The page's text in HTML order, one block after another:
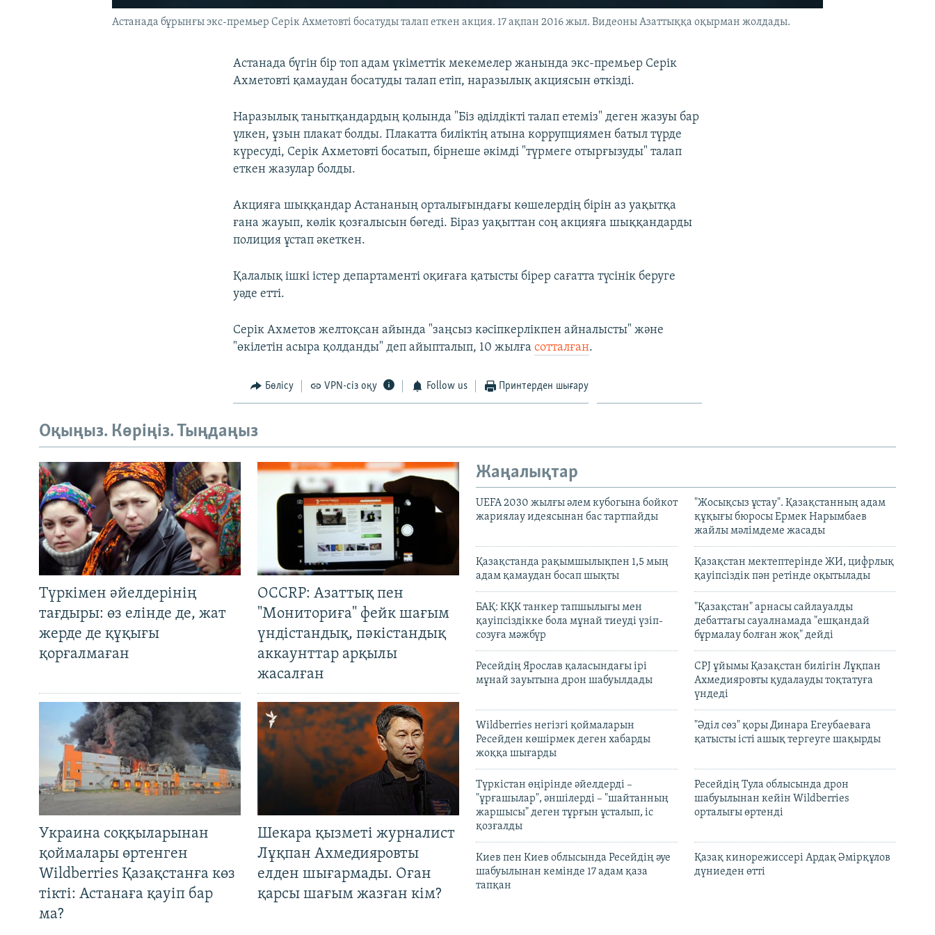
Астанада бұрынғы экс-премьер Серік Ахметовті босатуды талап еткен акция. 17 ақпан 2016 жыл. Видеоны Азаттыққа оқырман жолдады.
Астанада бүгін бір топ адам үкіметтік мекемелер жанында экс-премьер Серік
Ахметовті қамаудан босатуды талап етіп, наразылық акциясын өткізді.
Наразылық танытқандардың қолында "Біз әділдікті талап етеміз" деген жазуы бар
үлкен, ұзын плакат болды. Плакатта биліктің атына коррупциямен батыл түрде
күресуді, Серік Ахметовті босатып, бірнеше әкімді "түрмеге отырғызуды" талап
еткен жазулар болды.
Акцияға шыққандар Астананың орталығындағы көшелердің бірін аз уақытқа
ғана жауып, көлік қозғалысын бөгеді. Біраз уақыттан соң акцияға шыққандарды
полиция ұстап әкеткен.
Қалалық ішкі істер департаменті оқиғаға қатысты бірер сағатта түсінік беруге
уәде етті.
Серік Ахметов желтоқсан айында "заңсыз кәсіпкерлікпен айналысты" және
"өкілетін асыра қолданды" деп айыпталып, 10 жылғасотталған.
Бөлісу VPN-сіз оқу Follow us Принтерден шығару
Оқыңыз. Көріңіз. Тыңдаңыз
Түркімен әйелдерінің
тағдыры: өз елінде де, жат
жерде де құқығы
қорғалмаған
OCCRP: Азаттық пен
"Мониториға" фейк шағым
үндістандық, пәкістандық
аккаунттар арқылы
жасалған
Украина соққыларынан
қоймалары өртенген
Wildberries Қазақстанға көз
тікті: Астанаға қауіп бар
ма?
Шекара қызметі журналист
Лұқпан Ахмедияровты
елден шығармады. Оған
қарсы шағым жазған кім?
Жаңалықтар
UEFA 2030 жылғы әлем кубогына бойкот
жариялау идеясынан бас тартпайды
"Жосықсыз ұстау". Қазақстанның адам
құқығы бюросы Ермек Нарымбаев
жайлы мәлімдеме жасады
Қазақстанда рақымшылықпен 1,5 мың
адам қамаудан босап шықты
Қазақстан мектептерінде ЖИ, цифрлық
қауіпсіздік пән ретінде оқытылады
БАҚ: КҚК танкер тапшылығы мен
қауіпсіздікке бола мұнай тиеуді үзіп-
созуға мәжбүр
"Қазақстан" арнасы сайлауалды
дебаттағы сауалнамада "ешқандай
бұрмалау болған жоқ" дейді
Ресейдің Ярослав қаласындағы ірі
мұнай зауытына дрон шабуылдады
CPJ ұйымы Қазақстан билігін Лұқпан
Ахмедияровты қудалауды тоқтатуға
үндеді
Wildberries негізгі қоймаларын
Ресейден көшірмек деген хабарды
жоққа шығарды
"Әділ сөз" қоры Динара Егеубаеваға
қатысты істі ашық тергеуге шақырды
Түркістан өңірінде әйелдерді –
"ұрғашылар", әншілерді – "шайтанның
жаршысы" деген тұрғын ұсталып, іс
қозғалды
Ресейдің Тула облысында дрон
шабуылынан кейін Wildberries
орталығы өртенді
Киев пен Киев облысында Ресейдің әуе
шабуылынан кемінде 17 адам қаза
тапқан
Қазақ кинорежиссері Ардақ Әмірқұлов
дүниеден өтті